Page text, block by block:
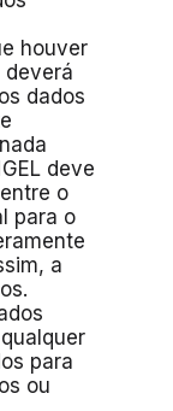
houver
deverá
dados
deve
o
para o
a
para
ou